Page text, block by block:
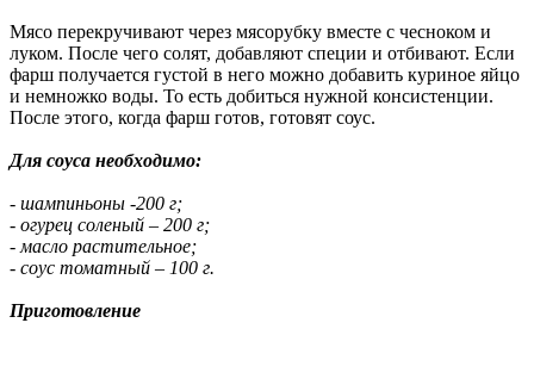
Мясо перекручивают через мясорубку вместе с чесноком и
луком. После чего солят, добавляют специи и отбивают. Если
фарш получается густой в него можно добавить куриное яйцо
и немножко воды. То есть добиться нужной консистенции.
После этого, когда фарш готов, готовят соус.
Для соуса необходимо:
- шампиньоны -200 г;
- огурец соленый – 200 г;
- масло растительное;
- соус томатный – 100 г.
Приготовление